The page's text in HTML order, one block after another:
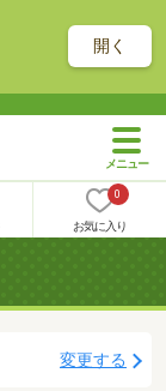
開く
0
お気に入り
変更する